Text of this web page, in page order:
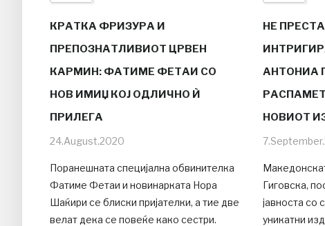
КРАТКА ФРИЗУРА И
ПРЕПОЗНАТЛИВИОТ ЦРВЕН
КАРМИН: ФАТИМЕ ФЕТАИ СО
НОВ ИМИЏ КОЈ ОДЛИЧНО Ѝ
ПРИЛЕГА
24.August.2020
Поранешната специјална обвинителка
Фатиме Фетаи и новинарката Нора
Шаќири се блиски пријателки, а тие две
велат дека се повеќе како сестри.
НЕ
АНТОНИА
НОВИОТ
Гиговска,
јавноста со
уникатни